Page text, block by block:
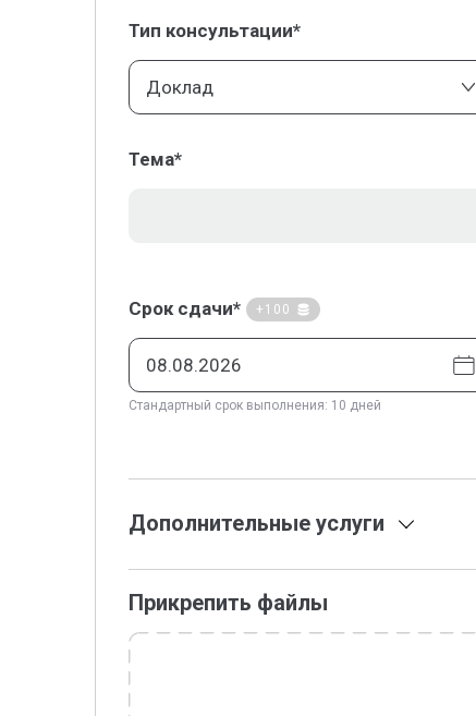
Тип консультации*
Доклад
Тема*
Срок сдачи* +100
Стандартный срок выполнения: 10 дней
Дополнительные услуги
Прикрепить файлы